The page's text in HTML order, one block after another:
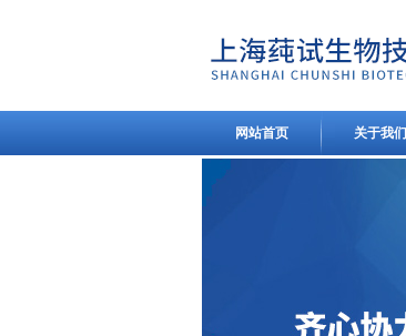
网站首页 关于我们